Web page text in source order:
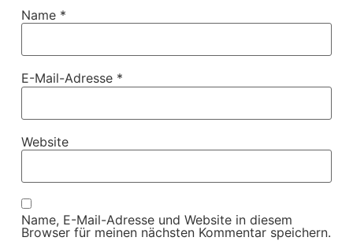
Name *
E-Mail-Adresse *
Website
Name, E-Mail-Adresse und Website in diesem
Browser für meinen nächsten Kommentar speichern.